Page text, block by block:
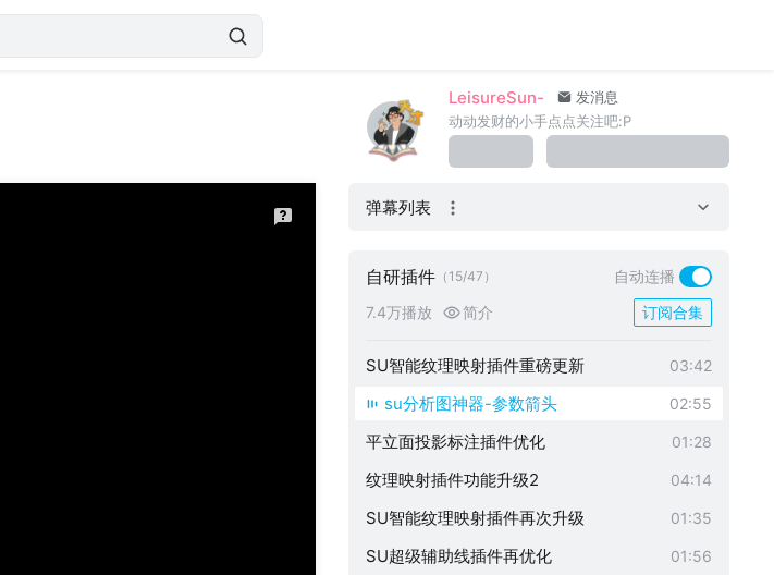
LeisureSun-
发消息
动动发财的小手点点关注吧:P
弹幕列表
自研插件 （15/47）
自动连播
7.4万播放
简介 订阅合集
su智能纹理插件1.6.6全功能演示
su智能纹理插件，贴图一键调整！ 00:42
su六视图代理插件功能优化
su六视图代理新增减面代理功能 02:59
su六视图代理插件更新 01:28
su智能纹理映射插件【柜子纹理全自动
调整】
01:20
SU智能纹理映射插件重磅更新 03:42
su分析图神器-参数箭头 02:55
平立面投影标注插件优化 01:28
纹理映射插件功能升级2 04:14
SU智能纹理映射插件再次升级 01:35
SU超级辅助线插件再优化 01:56